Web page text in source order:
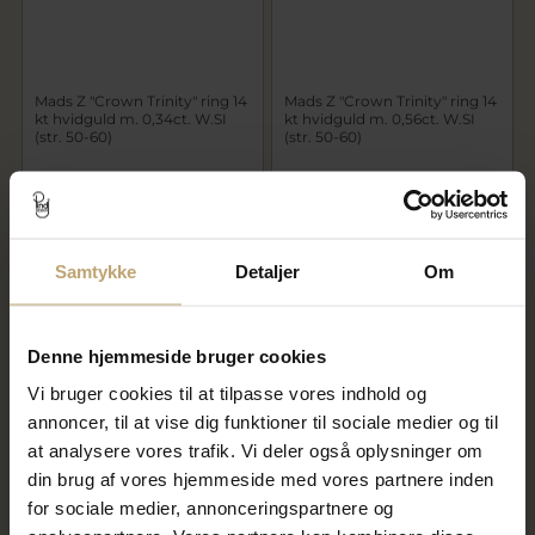
Samtykke Detaljer Om
Denne hjemmeside bruger cookies
Vi bruger cookies til at tilpasse vores indhold og
annoncer, til at vise dig funktioner til sociale medier og til
at analysere vores trafik. Vi deler også oplysninger om
din brug af vores hjemmeside med vores partnere inden
for sociale medier, annonceringspartnere og
Mads Z "Crown Trinity" ring 14
kt hvidguld m. 0,34ct. W.SI
(str. 50-60)
17.950,00 kr
Mads Z "Crown Trinity" ring 14
kt hvidguld m. 0,56ct. W.SI
(str. 50-60)
24.950,00 kr
Mads Z "Crown" ring 14 kt